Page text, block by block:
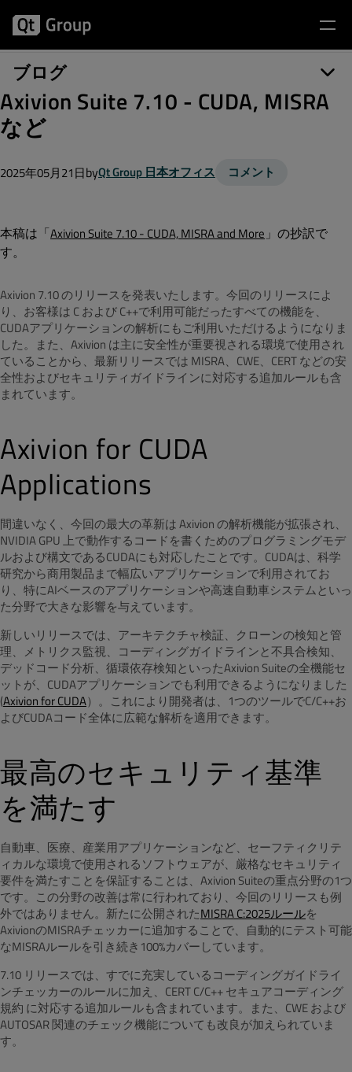
ブログ
Axivion Suite 7.10 - CUDA, MISRA
など
2025年05月21日byQt Group 日本オフィス コメント
本稿は「Axivion Suite 7.10 - CUDA, MISRA and More 」の抄訳で
す。
Axivion 7.10 のリリースを発表いたします。今回のリリースによ
り、お客様は C および C++で利用可能だったすべての機能を、
CUDAアプリケーションの解析にもご利用いただけるようになりま
した。 また、Axivion は主に安全性が重要視される環境で使用され
ていることから、最新リリースでは MISRA、CWE、CERT などの安
全性およびセキュリティガイドラインに対応する追加ルールも含
まれています。
Axivion for CUDA
Applications
間違いなく、今回の最大の革新は Axivion の解析機能が拡張され、
NVIDIA GPU 上で動作するコードを書くためのプログラミングモデ
ルおよび構文であるCUDAにも対応したことです。CUDAは、科学
研究から商用製品まで幅広いアプリケーションで利用されてお
り、特にAIベースのアプリケーションや高速自動車システムといっ
た分野で大きな影響を与えています。
新しいリリースでは、アーキテクチャ検証、クローンの検知と管
理、メトリクス監視、コーディングガイドラインと不具合検知、
デッドコード分析、循環依存検知といったAxivion Suiteの全機能セ
ットが、CUDAアプリケーションでも利用できるようになりました
(Axivion for CUDA）。これにより開発者は、1つのツールでC/C++お
よびCUDAコード全体に広範な解析を適用できます。
最高のセキュリティ基準
を満たす
自動車、医療、産業用アプリケーションなど、セーフティクリテ
ィカルな環境で使用されるソフトウェアが、厳格なセキュリティ
要件を満たすことを保証することは、Axivion Suiteの重点分野の1つ
です。この分野の改善は常に行われており、今回のリリースも例
外ではありません。新たに公開されたMISRA C:2025ルールを
AxivionのMISRAチェッカーに追加することで、自動的にテスト可能
なMISRAルールを引き続き100%カバーしています。
7.10 リリースでは、すでに充実しているコーディングガイドライ
ンチェッカーのルールに加え、CERT C/C++ セキュアコーディング
規約 に対応する追加ルールも含まれています。 また、CWE および
AUTOSAR 関連のチェック機能についても改良が加えられていま
す。